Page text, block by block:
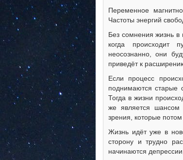
Переменное
Частоты энергий
Без сомнения жизнь в
когда происходит
неосознанно, они
приведёт к
Если процесс
поднимаются старые
Тогда в жизни
же является шансом
зрения, которые
Жизнь идёт уже в
сторону и трудно
начинаются